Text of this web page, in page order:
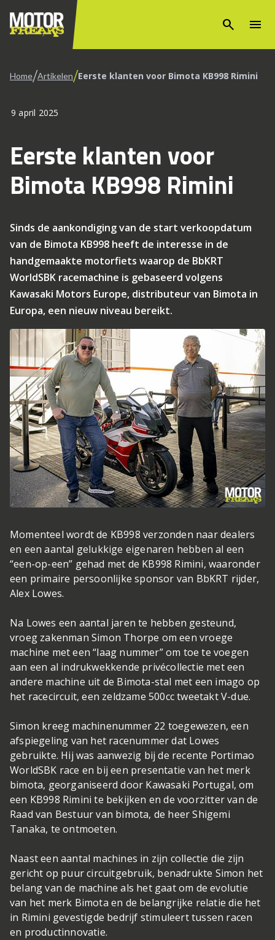
search menu
Home/Artikelen/Eerste klanten voor Bimota KB998 Rimini
9 april 2025
Eerste klanten voor
Bimota KB998 Rimini
Sinds de aankondiging van de start verkoopdatum
van de Bimota KB998 heeft de interesse in de
handgemaakte motorfiets waarop de BbKRT
WorldSBK racemachine is gebaseerd volgens
Kawasaki Motors Europe, distributeur van Bimota in
Europa, een nieuw niveau bereikt.
Momenteel wordt de KB998 verzonden naar dealers
en een aantal gelukkige eigenaren hebben al een
“een-op-een” gehad met de KB998 Rimini, waaronder
een primaire persoonlijke sponsor van BbKRT rijder,
Alex Lowes.
Na Lowes een aantal jaren te hebben gesteund,
vroeg zakenman Simon Thorpe om een vroege
machine met een “laag nummer” om toe te voegen
aan een al indrukwekkende privécollectie met een
andere machine uit de Bimota-stal met een imago op
het racecircuit, een zeldzame 500cc tweetakt V-due.
Simon kreeg machinenummer 22 toegewezen, een
afspiegeling van het racenummer dat Lowes
gebruikte. Hij was aanwezig bij de recente Portimao
WorldSBK race en bij een presentatie van het merk
bimota, georganiseerd door Kawasaki Portugal, om
een KB998 Rimini te bekijken en de voorzitter van de
Raad van Bestuur van bimota, de heer Shigemi
Tanaka, te ontmoeten.
Naast een aantal machines in zijn collectie die zijn
gericht op puur circuitgebruik, benadrukte Simon het
belang van de machine als het gaat om de evolutie
van het merk Bimota en de belangrijke relatie die het
in Rimini gevestigde bedrijf stimuleert tussen racen
en productinnovatie.